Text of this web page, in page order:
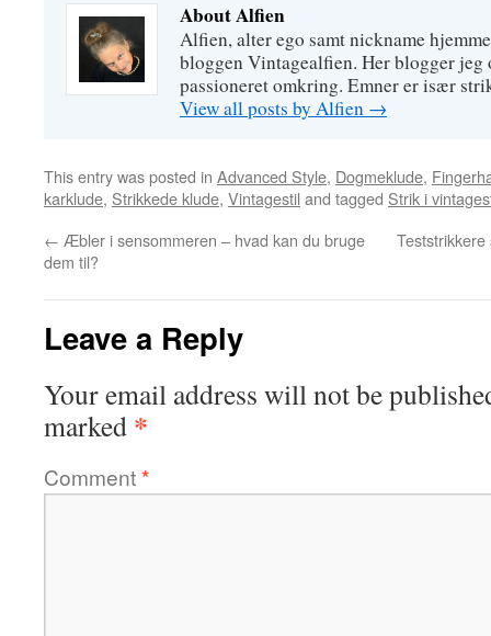
About Alfien
Alfien, alter ego samt nickname
bloggen Vintagealfien. Her blogger jeg
passioneret omkring. Emner er især
View all posts by Alfien →
This entry was posted in Advanced Style, Dogmeklude,
karklude, Strikkede klude, Vintagestil and tagged Strik i
← Æbler i sensommeren – hvad kan du bruge
dem til?
Leave a Reply
Your email address will not be
marked *
Comment*